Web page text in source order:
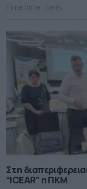
10.08.2026 - 08.15
Στη
“iCEAR” η ΠΚΜ